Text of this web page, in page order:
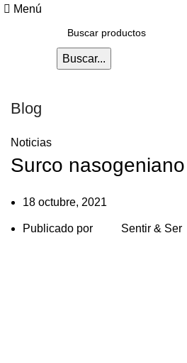
Menú
Buscar...
Blog
Noticias
Surco nasogeniano
18 octubre, 2021
Publicado por Sentir & Ser